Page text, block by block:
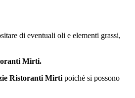
di eventuali oli e elementi grassi,
Mirti.
Ristoranti Mirti poiché si possono